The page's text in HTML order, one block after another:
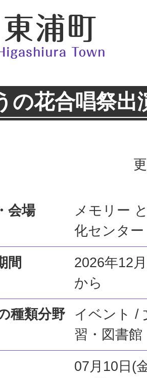
の花合唱祭出
会場
メモリー
化センター
間
2026年12
から
種類分野
イベント /
習・図書館
07月10日(